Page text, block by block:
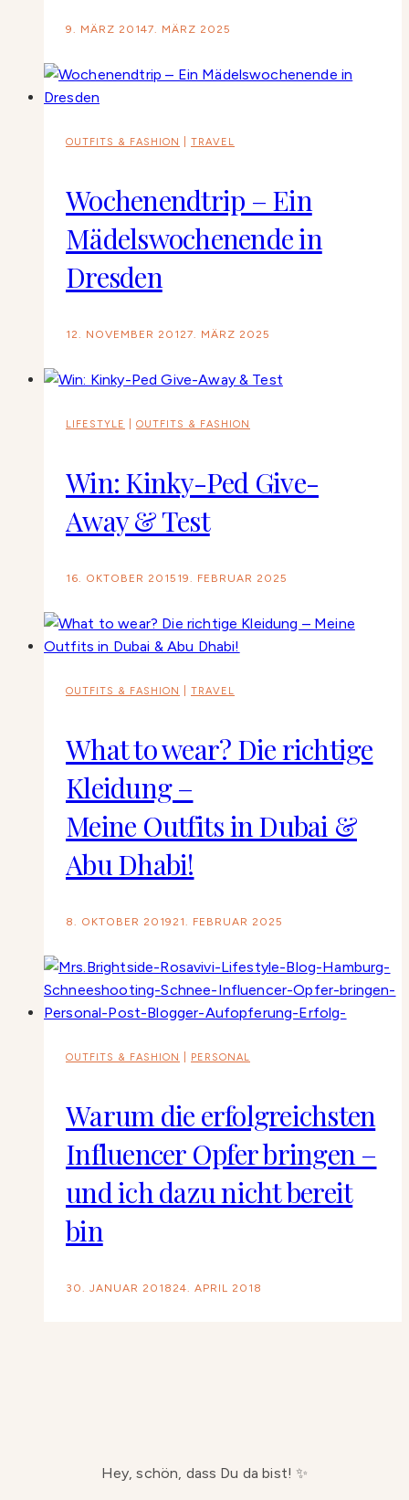
9. MÄRZ 20147. MÄRZ 2025
OUTFITS & FASHION TRAVEL
Wochenendtrip – Ein
Mädelswochenende in
Dresden
12. NOVEMBER 20127. MÄRZ 2025
LIFESTYLE OUTFITS & FASHION
Win: Kinky-Ped Give-
Away & Test
16. OKTOBER 2015 19. FEBRUAR 2025
OUTFITS & FASHION TRAVEL
What to wear? Die richtige
Kleidung –
Meine Outfits in Dubai &
Abu Dhabi!
8. OKTOBER 2019 21. FEBRUAR 2025
OUTFITS & FASHION PERSONAL
Warum die erfolgreichsten
Influencer Opfer bringen –
und ich dazu nicht bereit
bin
30. JANUAR 2018 24. APRIL 2018
Hey, schön, dass Du da bist! ✨